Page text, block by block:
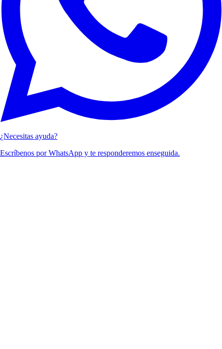
¿Necesitas ayuda?
Escríbenos por WhatsApp y te responderemos enseguida.